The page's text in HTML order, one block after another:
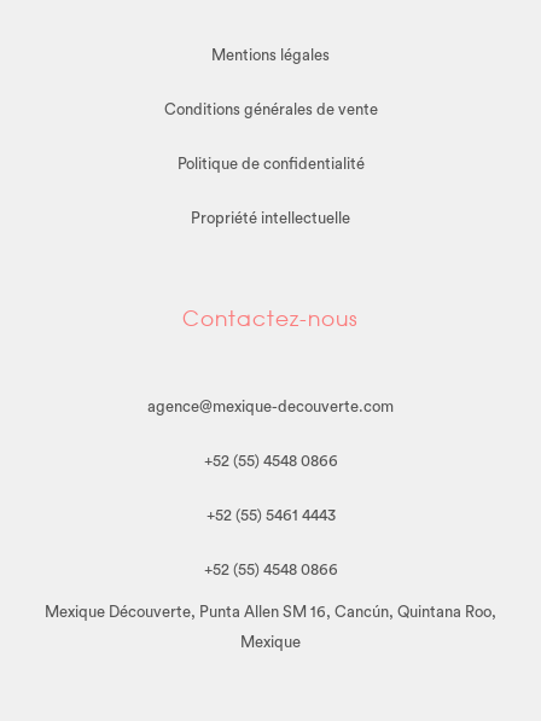
Mentions légales
Conditions générales de vente
Politique de confidentialité
Propriété intellectuelle
Contactez-nous
agence@mexique-decouverte.com
+52 (55) 4548 0866
+52 (55) 5461 4443
+52 (55) 4548 0866
Mexique Découverte, Punta Allen SM 16, Cancún, Quintana Roo,
Mexique